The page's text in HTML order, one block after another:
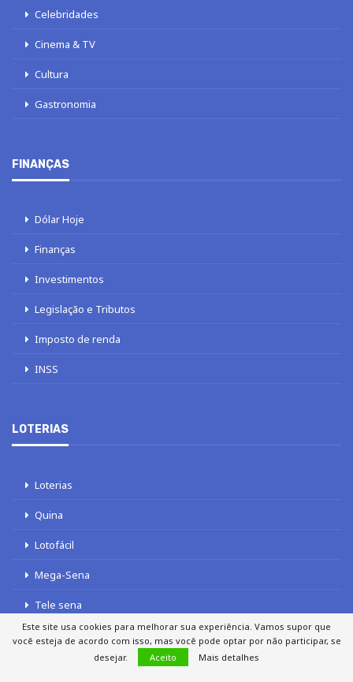
Celebridades
Cinema & TV
Cultura
Gastronomia
FINANÇAS
Dólar Hoje
Finanças
Investimentos
Legislação e Tributos
Imposto de renda
INSS
LOTERIAS
Loterias
Quina
Lotofácil
Mega-Sena
Tele sena
Este site usa cookies para melhorar sua experiência. Vamos supor que
você esteja de acordo com isso, mas você pode optar por não participar, se
desejar.
Aceito Mais detalhes